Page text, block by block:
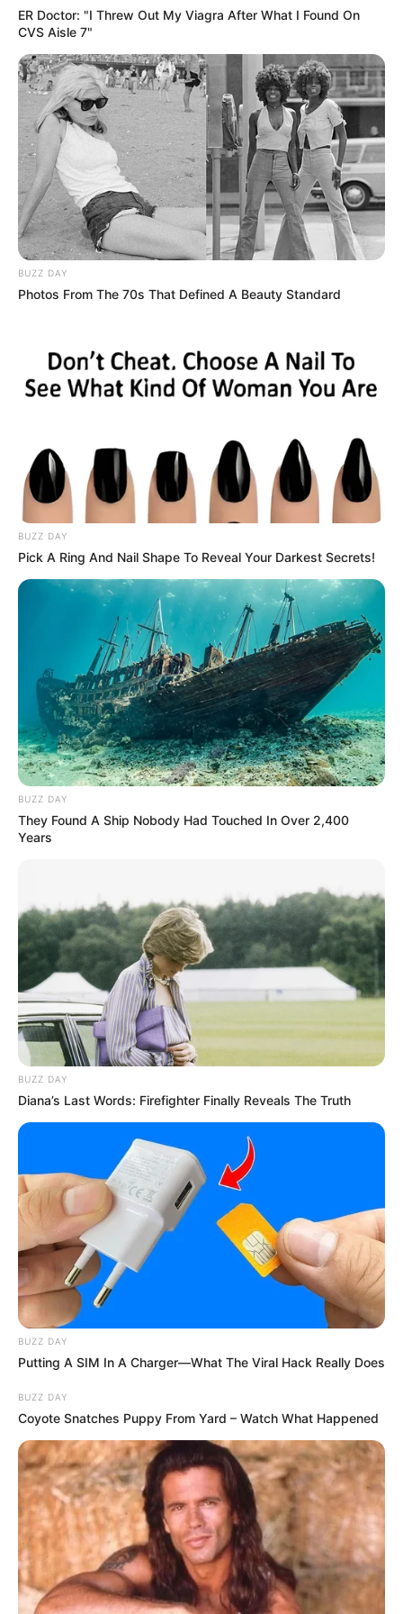
ER Doctor: "I Threw Out My Viagra After What I Found On
CVS Aisle 7"
BUZZ DAY
Photos From The 70s That Defined A Beauty Standard
BUZZ DAY
Pick A Ring And Nail Shape To Reveal Your Darkest Secrets!
BUZZ DAY
They Found A Ship Nobody Had Touched In Over 2,400
Years
BUZZ DAY
Diana’s Last Words: Firefighter Finally Reveals The Truth
BUZZ DAY
Putting A SIM In A Charger—What The Viral Hack Really Does
BUZZ DAY
Coyote Snatches Puppy From Yard – Watch What Happened